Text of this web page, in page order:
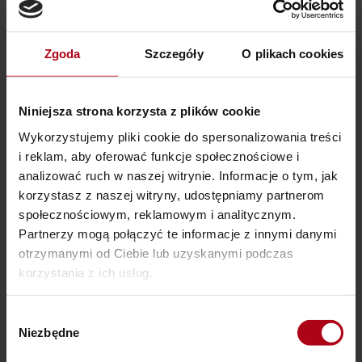
Zgoda Szczegóły O plikach cookies
Niniejsza strona korzysta z plików cookie
Wykorzystujemy pliki cookie do spersonalizowania treści
i reklam, aby oferować funkcje społecznościowe i
analizować ruch w naszej witrynie. Informacje o tym, jak
korzystasz z naszej witryny, udostępniamy partnerom
społecznościowym, reklamowym i analitycznym.
Partnerzy mogą połączyć te informacje z innymi danymi
otrzymanymi od Ciebie lub uzyskanymi podczas
korzystania z ich usług.
zgody
Niezbędne
Czerwona Nitka cz 1_3 Jaką tradycję ma Czerwona Nitka
4
Moduł
2
Spotkanie 2
Sekcja
1
Czerwona Nitka cz 2_1 Co To Jest Intencja
Sekcja
2
Czerwona Nitka cz 2_2 Medytacja Kontrolowane Dziury
W Aurze
Sekcja
Czerwona Nitka cz 2_3 Uwaga na słowa! Jakich słów